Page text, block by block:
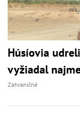
Húsíovia
vyžiadal
Zahraničné